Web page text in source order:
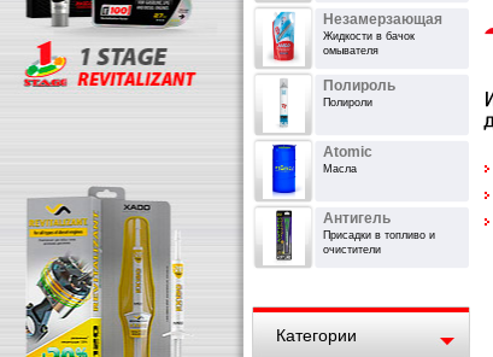
Незамерзающая
Жидкости в бачок
омывателя
Полироль
Полироли
Atomic
Масла
Антигель
Присадки в топливо и
очистители
Категории